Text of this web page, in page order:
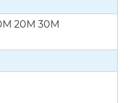
20M 30M